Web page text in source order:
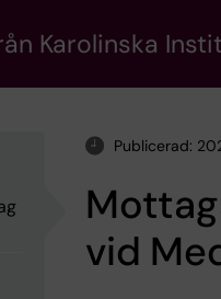
Karolinska
Publicerad:
vid